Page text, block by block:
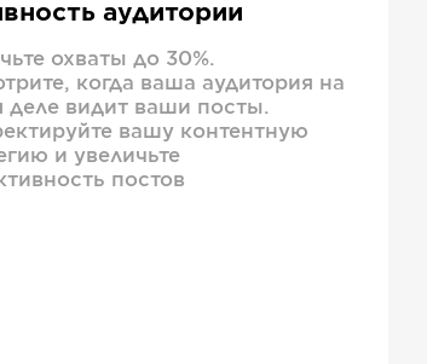
аудитории
охваты до 30%.
когда ваша аудитория на
деле видит ваши посты.
вашу контентную
и увеличьте
постов